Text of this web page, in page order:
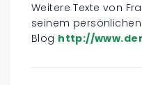
Weitere Texte von
seinem persönlichen
Blog http://